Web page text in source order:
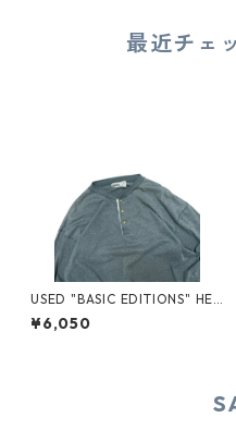
最近チェ
USED "BASIC EDITIONS" HEN
RY-NECK L/S TEE
¥6,050